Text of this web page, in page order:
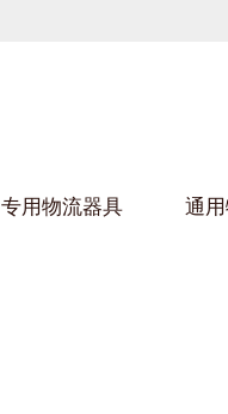
专用物流器具 通